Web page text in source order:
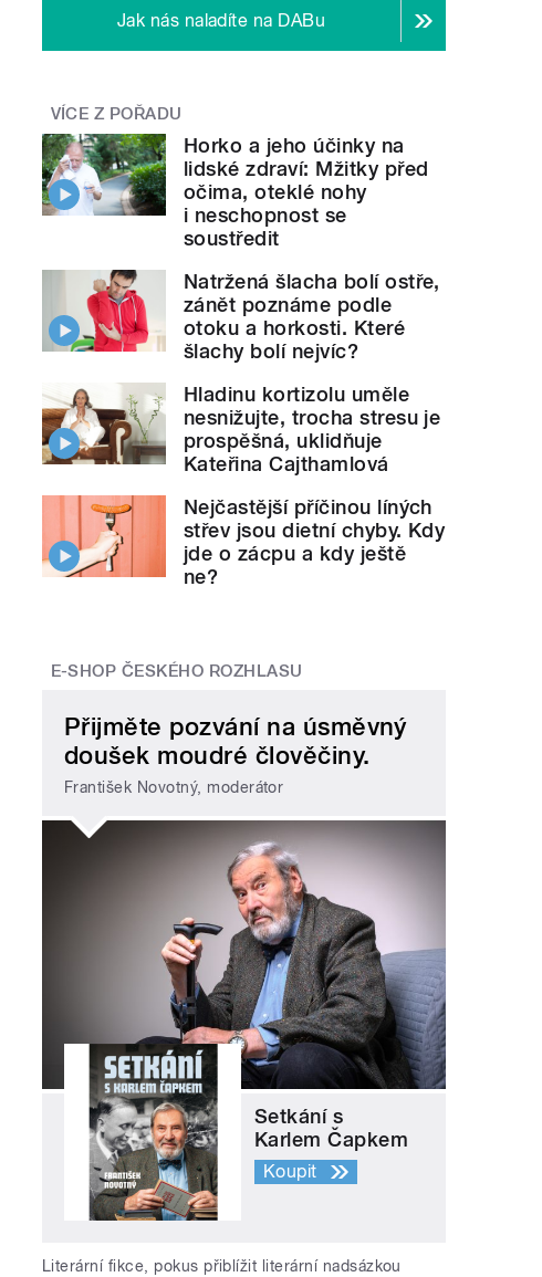
Jak nás naladíte na DABu
VÍCE Z POŘADU
Horko a jeho účinky na
lidské zdraví: Mžitky před
očima, oteklé nohy
i neschopnost se
soustředit
Natržená šlacha bolí ostře,
zánět poznáme podle
otoku a horkosti. Které
šlachy bolí nejvíc?
Hladinu kortizolu uměle
nesnižujte, trocha stresu je
prospěšná, uklidňuje
Kateřina Cajthamlová
Nejčastější příčinou líných
střev jsou dietní chyby. Kdy
jde o zácpu a kdy ještě
ne?
E-SHOP ČESKÉHO ROZHLASU
Přijměte pozvání na úsměvný
doušek moudré člověčiny.
František Novotný, moderátor
Setkání s
Karlem Čapkem
Koupit
Literární fikce, pokus přiblížit literární nadsázkou